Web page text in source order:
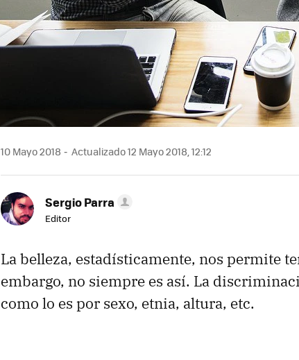
10 Mayo 2018 Actualizado 12 Mayo 2018, 12:12
Sergio Parra
Editor
La belleza, estadísticamente, nos permite
embargo, no siempre es así. La
como lo es por sexo, etnia, altura, etc.